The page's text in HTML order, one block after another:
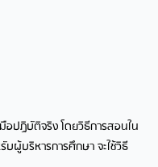
อปฏิบัติจริง โดยวิธีการสอนใน
บผู้บริหารการศึกษา จะใช้วิธี